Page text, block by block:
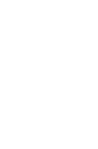
en Las Carabelas,
con ingredientes frescos de
del huerto ecológico del